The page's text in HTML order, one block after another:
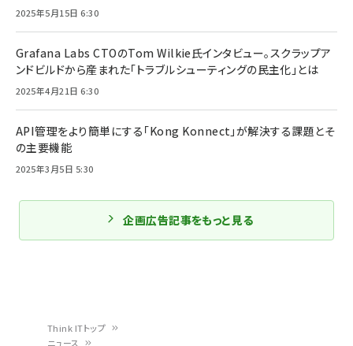
Think ITトップ
ニュース
2025年5月15日 6:30
Grafana Labs CTOのTom Wilkie氏インタビュー。スクラップア
ンドビルドから産まれた「トラブルシューティングの民主化」とは
2025年4月21日 6:30
API管理をより簡単にする「Kong Konnect」が解決する課題とそ
の主要機能
2025年3月5日 5:30
企画広告記事をもっと見る